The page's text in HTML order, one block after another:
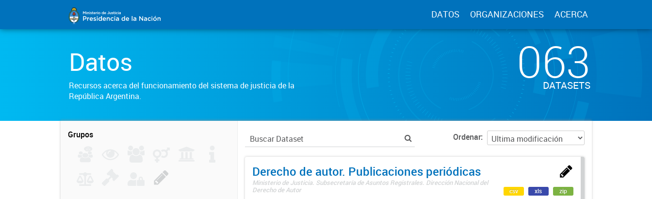
DATOS ORGANIZACIONES ACERCA
Datos
Recursos acerca del funcionamiento del sistema de justicia de la
República Argentina.
063
DATASETS
Grupos Ordenar
Derecho de autor. Publicaciones periódicas
Ministerio de Justicia. Subsecretaría de Asuntos Registrales. Dirección Nacional del
Derecho de Autor
csv xls zip